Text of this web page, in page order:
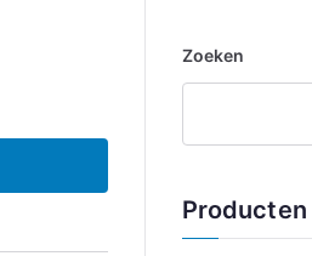
Zoeken
Producten